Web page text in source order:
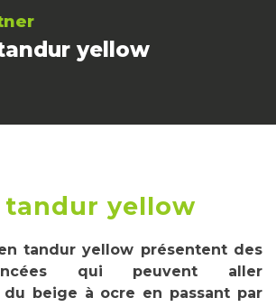
yellow
tandur yellow
tandur yellow présentent des
qui peuvent aller
beige à ocre en passant par